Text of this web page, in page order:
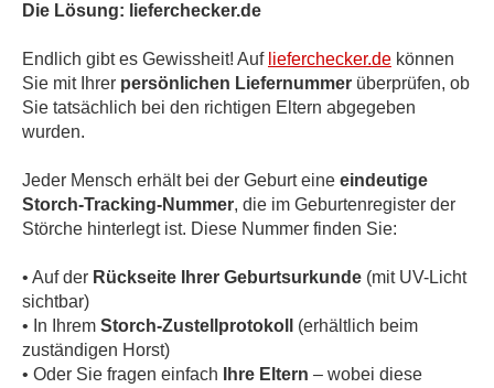
Die Lösung: lieferchecker.de
Endlich gibt es Gewissheit! Auf lieferchecker.de können
Sie mit Ihrer persönlichen Liefernummer überprüfen, ob
Sie tatsächlich bei den richtigen Eltern abgegeben
wurden.
Jeder Mensch erhält bei der Geburt eine eindeutige
Storch-Tracking-Nummer, die im Geburtenregister der
Störche hinterlegt ist. Diese Nummer finden Sie:
• Auf der Rückseite Ihrer Geburtsurkunde (mit UV-Licht
sichtbar)
• In Ihrem Storch-Zustellprotokoll
(erhältlich beim
zuständigen Horst)
• Oder Sie fragen einfach
Ihre Eltern – wobei diese